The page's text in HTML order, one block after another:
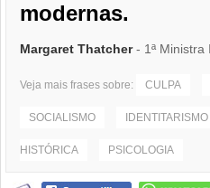
modernas.
Margaret Thatcher- 1ª Ministra
Veja mais frases sobre: CULPA
SOCIALISMO IDENTITARISMO
HISTÓRICA PSICOLOGIA